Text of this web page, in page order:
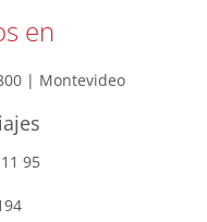
en
| Montevideo
95